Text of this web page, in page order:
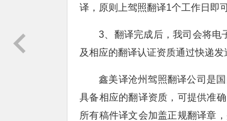
译，原则上驾照翻译1个工作日即
3、翻译完成后，我司会将电
及相应的翻译认证资质通过快递
鑫美译沧州驾照翻译公司是
具备相应的翻译资质，可提供准
所有稿件译文会加盖正规翻译章